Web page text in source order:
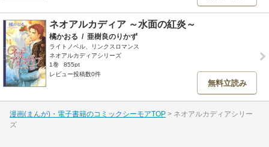
ネオアルカディア ～水面の紅炎～
橘かおる / 亜樹良のりかず
ライトノベル、リンクスロマンス
ネオアルカディアシリーズ
1巻
855pt
レビュー投稿数0件
無料立読み
漫画(まんが)・電子書籍のコミックシーモアTOP
ネオアルカディアシリー
ズ